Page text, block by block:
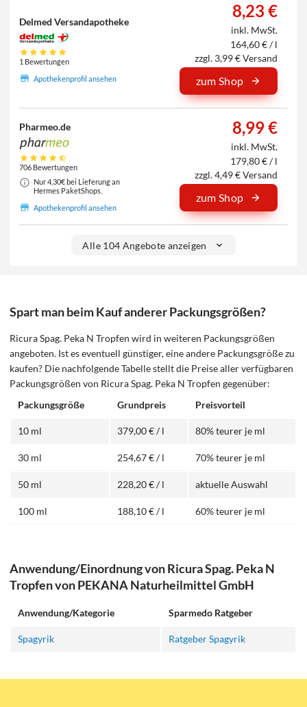
Delmed Versandapotheke
1 Bewertungen
Apothekenprofil ansehen
8,23 €
inkl. MwSt.
164,60 € / l
zzgl. 3,99 € Versand
zum Shop
Pharmeo.de
706 Bewertungen
Nur 4,30€ bei Lieferung an
Hermes PaketShops.
Apothekenprofil ansehen
8,99 €
inkl. MwSt.
179,80 € / l
zzgl. 4,49 € Versand
zum Shop
Alle 104 Angebote anzeigen
Spart man beim Kauf anderer Packungsgrößen?
Ricura Spag. Peka N Tropfen wird in weiteren Packungsgrößen
angeboten. Ist es eventuell günstiger, eine andere Packungsgröße zu
kaufen? Die nachfolgende Tabelle stellt die Preise aller verfügbaren
Packungsgrößen von Ricura Spag. Peka N Tropfen gegenüber:
Packungsgröße
Grundpreis Preisvorteil
10 ml 379,00 € / l 80% teurer je ml
30 ml 254,67 € / l 70% teurer je ml
50 ml 228,20 € / l aktuelle Auswahl
100 ml 188,10 € / l 60% teurer je ml
Anwendung/Einordnung von Ricura Spag. Peka N
Tropfen von PEKANA Naturheilmittel GmbH
Anwendung/Kategorie Sparmedo Ratgeber
Spagyrik Ratgeber Spagyrik